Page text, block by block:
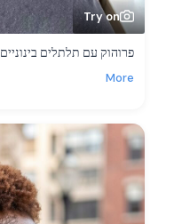
Try on
פרוהוק עם תלתלים בינוניים
More